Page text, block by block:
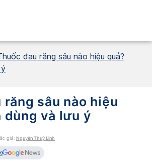
đau răng sâu nào hiệu quả?
răng sâu nào hiệu
dùng và lưu ý
giả: Nguyễn Thuỳ Linh